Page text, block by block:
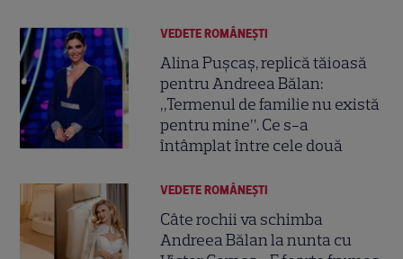
VEDETE ROMÂNEŞTI
Alina Pușcaș, replică tăioasă
pentru Andreea Bălan:
„Termenul de familie nu există
pentru mine”. Ce s-a
întâmplat între cele două
VEDETE ROMÂNEŞTI
Câte rochii va schimba
Andreea Bălan la nunta cu